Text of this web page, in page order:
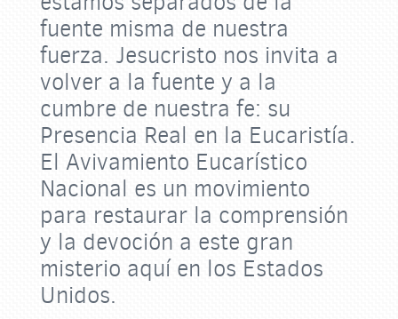
fuente misma de nuestra
fuerza. Jesucristo nos invita a
volver a la fuente y a la
cumbre de nuestra fe: su
Presencia Real en la Eucaristía.
El Avivamiento Eucarístico
Nacional es un movimiento
para restaurar la comprensión
y la devoción a este gran
misterio aquí en los Estados
Unidos.